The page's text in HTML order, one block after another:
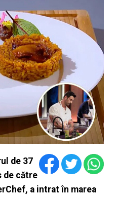
de 37
de către
a intrat în marea